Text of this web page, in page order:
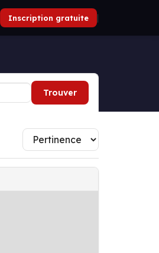
Inscription gratuite |
Trouver